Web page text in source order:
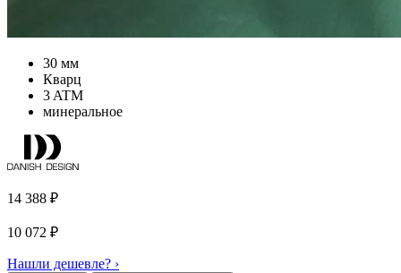
30 мм
Кварц
3 ATM
минеральное
14 388 ₽
10 072 ₽
Нашли дешевле? ›